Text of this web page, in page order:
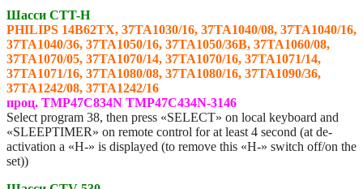
Шасси CTT-H
PHILIPS 14B62TX, 37TA1030/16, 37TA1040/08, 37TA1040/16,
37TA1040/36, 37TA1050/16, 37TA1050/36B, 37TA1060/08,
37TA1070/05, 37TA1070/14, 37TA1070/16, 37TA1071/14,
37TA1071/16, 37TA1080/08, 37TA1080/16, 37TA1090/36,
37TA1242/08, 37TA1242/16
проц. TMP47C834N TMP47C434N-3146
Select program 38, then press «SELECT» on local keyboard and
«SLEEPTIMER» on remote control for at least 4 second (at de-
activation a «H-» is displayed (to remove this «H-» switch off/on the
set))